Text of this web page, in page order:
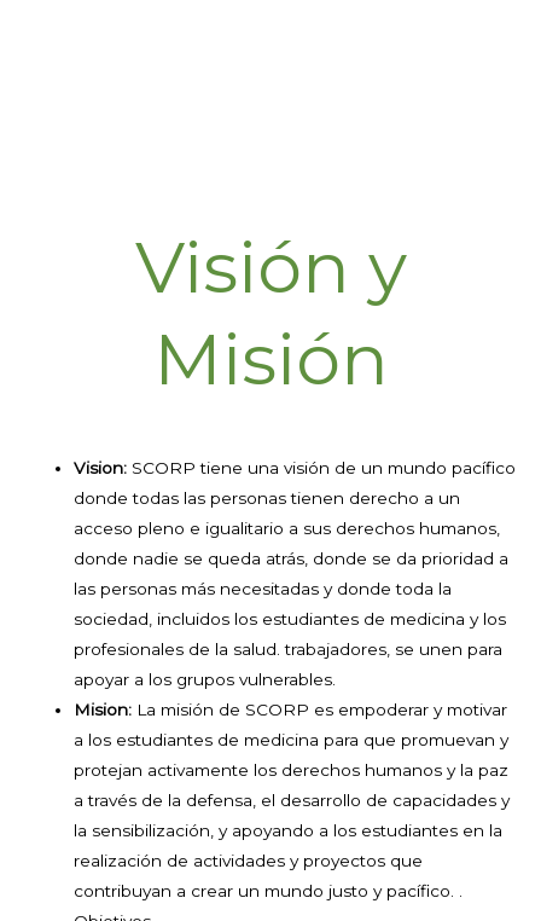
Visión y
Misión
Vision: SCORP tiene una visión de un mundo pacífico
donde todas las personas tienen derecho a un
acceso pleno e igualitario a sus derechos humanos,
donde nadie se queda atrás, donde se da prioridad a
las personas más necesitadas y donde toda la
sociedad, incluidos los estudiantes de medicina y los
profesionales de la salud. trabajadores, se unen para
apoyar a los grupos vulnerables.
Mision: La misión de SCORP es empoderar y motivar
a los estudiantes de medicina para que promuevan y
protejan activamente los derechos humanos y la paz
a través de la defensa, el desarrollo de capacidades y
la sensibilización, y apoyando a los estudiantes en la
realización de actividades y proyectos que
contribuyan a crear un mundo justo y pacífico. .